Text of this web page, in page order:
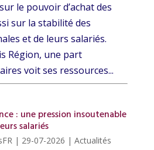
le pouvoir d’achat des
sur la stabilité des
et de leurs salariés.
Région, une part
voit ses ressources...
: une pression insoutenable
salariés
| 29-07-2026 | Actualités